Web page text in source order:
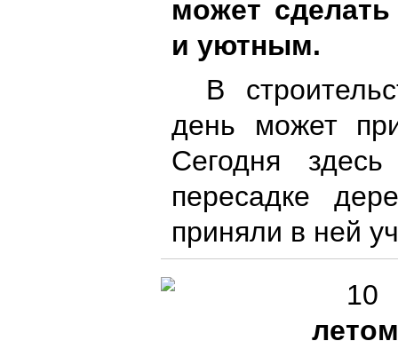
может
и уютным.
В
день может
Сегодня
пересадке
приняли в ней
10